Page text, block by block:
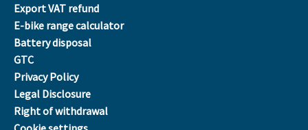
Export VAT refund
E-bike range calculator
Battery disposal
GTC
Privacy Policy
Legal Disclosure
Right of withdrawal